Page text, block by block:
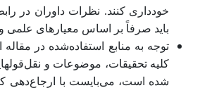
خودداری کنند. نظرات داوران در
باید صرفاً بر اساس معیارهای
توجه به منابع استفاده‌‏شده در
کلیه تحقیقات، موضوعات و
شده است، می‌بایست با ارجاع‌دهی